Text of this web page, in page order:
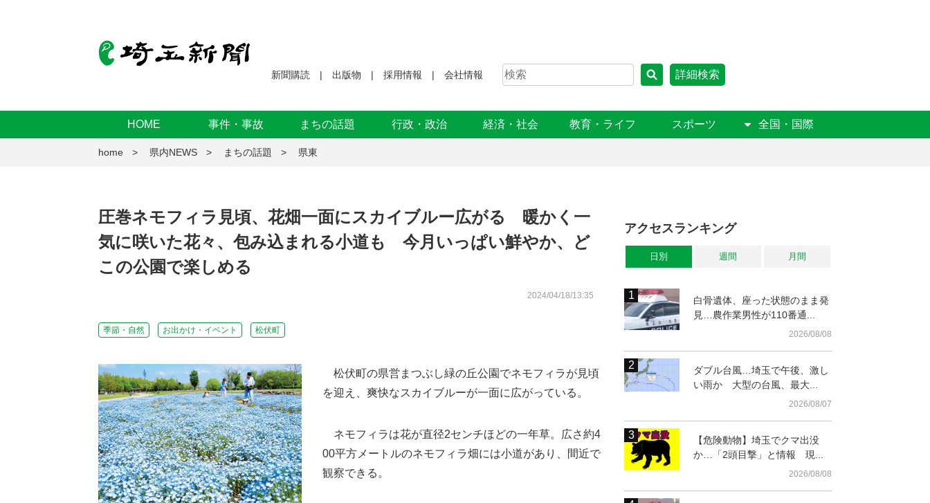
新聞購読 出版物 採用情報 会社情報 詳細検索
HOME 事件・事故 まちの話題 行政・政治 経済・社会 教育・ライフ スポーツ 全国・国際
home 県内NEWS まちの話題 県東
圧巻ネモフィラ見頃、花畑一面にスカイブルー広がる 暖かく一
気に咲いた花々、包み込まれる小道も 今月いっぱい鮮やか、ど
この公園で楽しめる
2024/04/18/13:35
季節・自然 お出かけ・イベント 松伏町
松伏町の県営まつぶし緑の丘公園でネモフィラが見頃
を迎え、爽快なスカイブルーが一面に広がっている。
ネモフィラは花が直径2センチほどの一年草。広さ約4
00平方メートルのネモフィラ畑には小道があり、間近で
観察できる。
アクセスランキング
日別 週間 月間
白骨遺体、座った状態のまま発
見…農作業男性が110番通...
2026/08/08
ダブル台風…埼玉で午後、激し
い雨か 大型の台風、最大...
2026/08/07
【危険動物】埼玉でクマ出没
か…「2頭目撃」と情報 現...
2026/08/08